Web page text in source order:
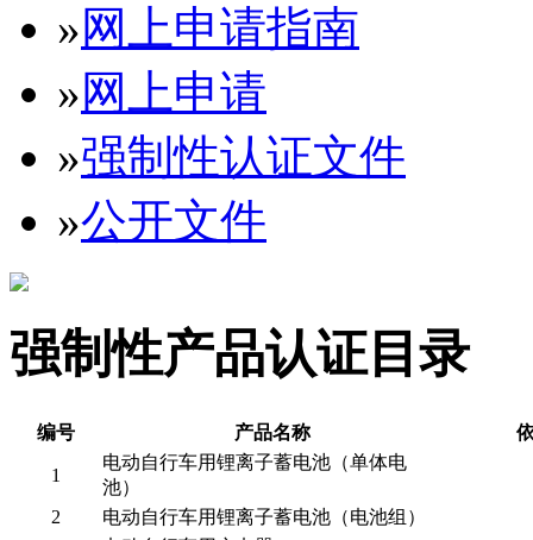
»网上申请指南
»网上申请
»强制性认证文件
»公开文件
强制性产品认证目录
编号 产品名称
1
电动自行车用锂离子蓄电池（单体电
池）
2
电动自行车用锂离子蓄电池（电池组）